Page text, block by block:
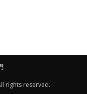
rights reserved.